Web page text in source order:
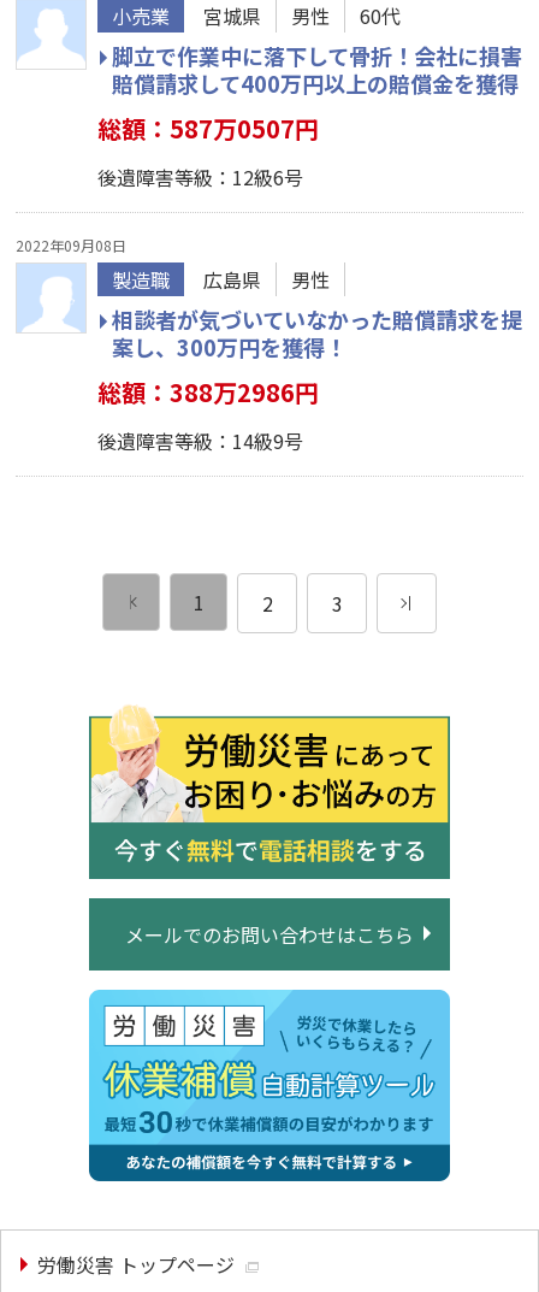
小売業 宮城県 男性 60代
脚立で作業中に落下して骨折！会社に損害
賠償請求して400万円以上の賠償金を獲得
総額：587万0507円
後遺障害等級：12級6号
2022年09月08日
製造職 広島県 男性
相談者が気づいていなかった賠償請求を提
案し、300万円を獲得！
総額：388万2986円
後遺障害等級：14級9号
1 2 3
メールでのお問い合わせはこちら
労働災害 トップページ